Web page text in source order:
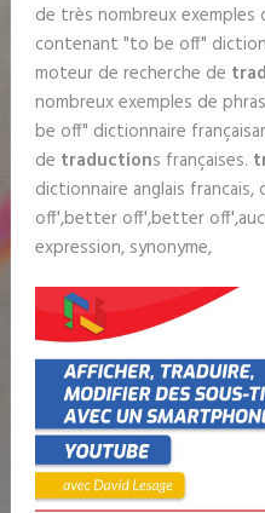
de très nombreux
contenant "to be off"
moteur de recherche de
nombreux exemples de
be off" dictionnaire
de traductions françaises.
dictionnaire anglais
off',better off',better
expression, synonyme,